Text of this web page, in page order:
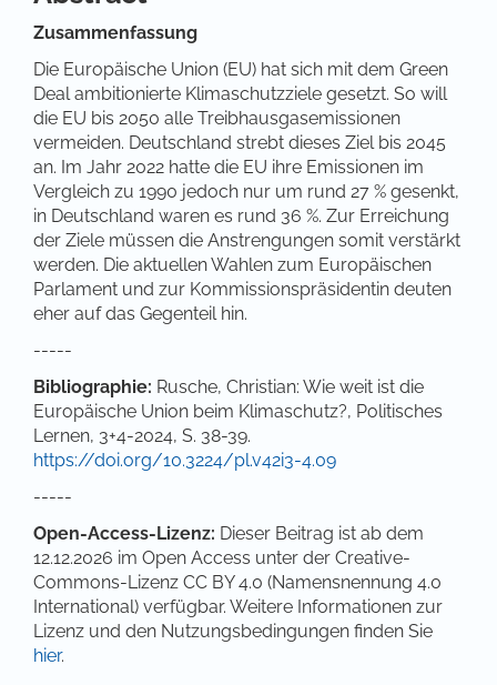
Zusammenfassung
Die Europäische Union (EU) hat sich mit dem Green
Deal ambitionierte Klimaschutzziele gesetzt. So will
die EU bis 2050 alle Treibhausgasemissionen
vermeiden. Deutschland strebt dieses Ziel bis 2045
an. Im Jahr 2022 hatte die EU ihre Emissionen im
Vergleich zu 1990 jedoch nur um rund 27 % gesenkt,
in Deutschland waren es rund 36 %. Zur Erreichung
der Ziele müssen die Anstrengungen somit verstärkt
werden. Die aktuellen Wahlen zum Europäischen
Parlament und zur Kommissionspräsidentin deuten
eher auf das Gegenteil hin.
-----
Bibliographie: Rusche, Christian: Wie weit ist die
Europäische Union beim Klimaschutz?, Politisches
Lernen, 3+4-2024, S. 38-39.
https://doi.org/10.3224/pl.v42i3-4.09
-----
Open-Access-Lizenz: Dieser Beitrag ist ab dem
12.12.2026 im Open Access unter der Creative-
Commons-Lizenz CC BY 4.0 (Namensnennung 4.0
International) verfügbar. Weitere Informationen zur
Lizenz und den Nutzungsbedingungen finden Sie
hier.